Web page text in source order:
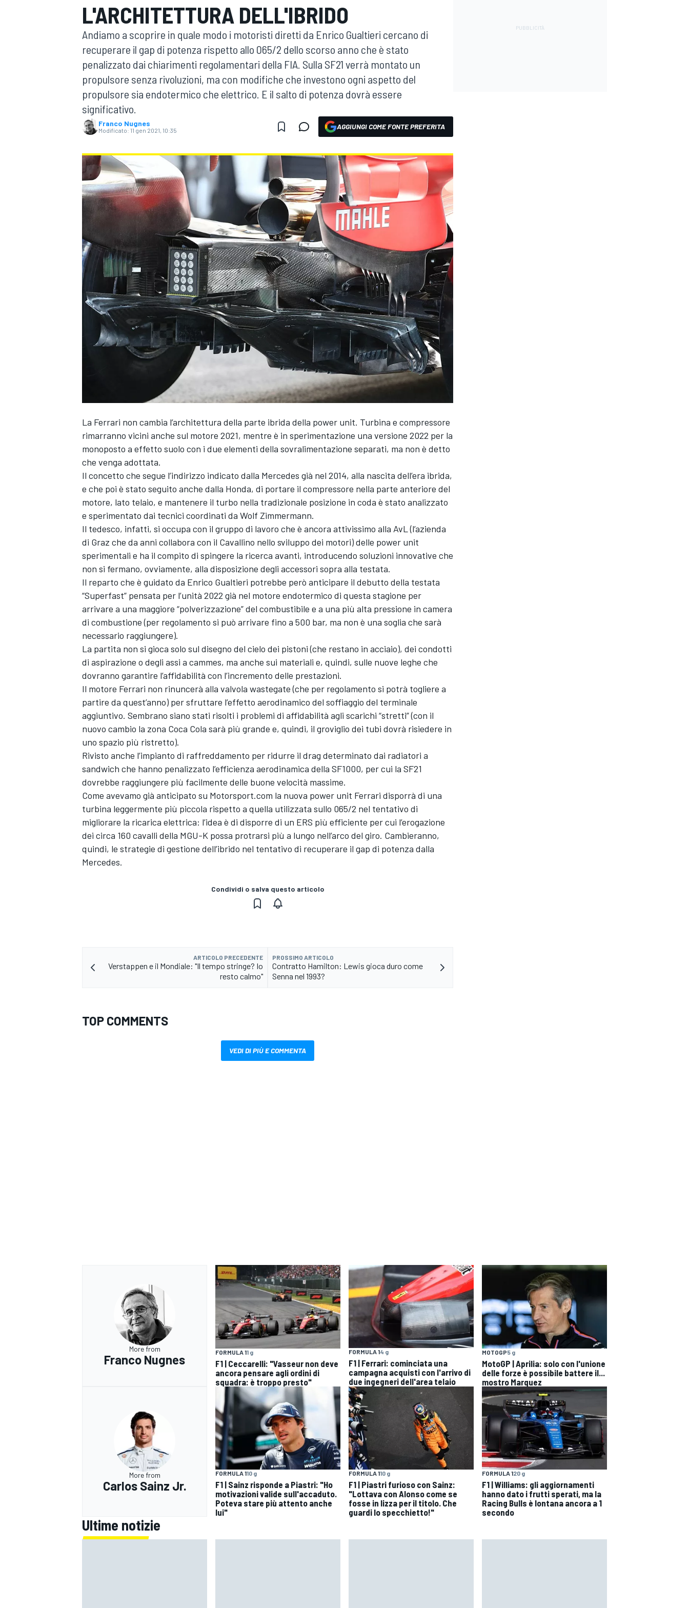
MOTOGP WEC
WRC
MONOPOSTO
L'ARCHITETTURA DELL'IBRIDO
Andiamo a scoprire in quale modo i motoristi diretti da Enrico Gualtieri cercano di
recuperare il gap di potenza rispetto allo 065/2 dello scorso anno che è stato
penalizzato dai chiarimenti regolamentari della FIA. Sulla SF21 verrà montato un
propulsore senza rivoluzioni, ma con modifiche che investono ogni aspetto del
propulsore sia endotermico che elettrico. E il salto di potenza dovrà essere
significativo.
Franco Nugnes
Modificato: 11 gen 2021, 10:35 AGGIUNGI COME FONTE PREFERITA
La Ferrari non cambia l’architettura della parte ibrida della power unit. Turbina e compressore
rimarranno vicini anche sul motore 2021, mentre è in sperimentazione una versione 2022 per la
monoposto a effetto suolo con i due elementi della sovralimentazione separati, ma non è detto
che venga adottata.
Il concetto che segue l’indirizzo indicato dalla Mercedes già nel 2014, alla nascita dell’era ibrida,
e che poi è stato seguito anche dalla Honda, di portare il compressore nella parte anteriore del
motore, lato telaio, e mantenere il turbo nella tradizionale posizione in coda è stato analizzato
e sperimentato dai tecnici coordinati da Wolf Zimmermann.
Il tedesco, infatti, si occupa con il gruppo di lavoro che è ancora attivissimo alla AvL (l’azienda
di Graz che da anni collabora con il Cavallino nello sviluppo dei motori) delle power unit
sperimentali e ha il compito di spingere la ricerca avanti, introducendo soluzioni innovative che
non si fermano, ovviamente, alla disposizione degli accessori sopra alla testata.
Il reparto che è guidato da Enrico Gualtieri potrebbe però anticipare il debutto della testata
“Superfast” pensata per l’unità 2022 già nel motore endotermico di questa stagione per
arrivare a una maggiore “polverizzazione” del combustibile e a una più alta pressione in camera
di combustione (per regolamento si può arrivare fino a 500 bar, ma non è una soglia che sarà
necessario raggiungere).
La partita non si gioca solo sul disegno del cielo dei pistoni (che restano in acciaio), dei condotti
di aspirazione o degli assi a cammes, ma anche sui materiali e, quindi, sulle nuove leghe che
dovranno garantire l’affidabilità con l’incremento delle prestazioni.
Il motore Ferrari non rinuncerà alla valvola wastegate (che per regolamento si potrà togliere a
partire da quest’anno) per sfruttare l’effetto aerodinamico del soffiaggio del terminale
aggiuntivo. Sembrano siano stati risolti i problemi di affidabilità agli scarichi “stretti” (con il
nuovo cambio la zona Coca Cola sarà più grande e, quindi, il groviglio dei tubi dovrà risiedere in
uno spazio più ristretto).
Rivisto anche l’impianto di raffreddamento per ridurre il drag determinato dai radiatori a
sandwich che hanno penalizzato l’efficienza aerodinamica della SF1000, per cui la SF21
dovrebbe raggiungere più facilmente delle buone velocità massime.
Come avevamo già anticipato su Motorsport.com la nuova power unit Ferrari disporrà di una
turbina leggermente più piccola rispetto a quella utilizzata sullo 065/2 nel tentativo di
migliorare la ricarica elettrica: l’idea è di disporre di un ERS più efficiente per cui l’erogazione
dei circa 160 cavalli della MGU-K possa protrarsi più a lungo nell’arco del giro. Cambieranno,
quindi, le strategie di gestione dell’ibrido nel tentativo di recuperare il gap di potenza dalla
Mercedes.
Condividi o salva questo articolo
ARTICOLO PRECEDENTE
Verstappen e il Mondiale: "Il tempo stringe? Io
resto calmo"
PROSSIMO ARTICOLO
Contratto Hamilton: Lewis gioca duro come
Senna nel 1993?
TOP COMMENTS
VEDI DI PIÙ E COMMENTA
More from
Franco Nugnes
FORMULA 11 g
F1 | Ceccarelli: "Vasseur non deve
ancora pensare agli ordini di
squadra: è troppo presto"
FORMULA 14 g
F1 | Ferrari: cominciata una
campagna acquisti con l'arrivo di
due ingegneri dell'area telaio
MOTOGP5 g
MotoGP | Aprilia: solo con l'unione
delle forze è possibile battere il...
mostro Marquez
More from
Carlos Sainz Jr.
FORMULA 110 g
F1 | Sainz risponde a Piastri: "Ho
motivazioni valide sull'accaduto.
Poteva stare più attento anche
lui"
FORMULA 110 g
F1 | Piastri furioso con Sainz:
"Lottava con Alonso come se
fosse in lizza per il titolo. Che
guardi lo specchietto!"
FORMULA 120 g
F1 | Williams: gli aggiornamenti
hanno dato i frutti sperati, ma la
Racing Bulls è lontana ancora a 1
secondo
Ultime notizie